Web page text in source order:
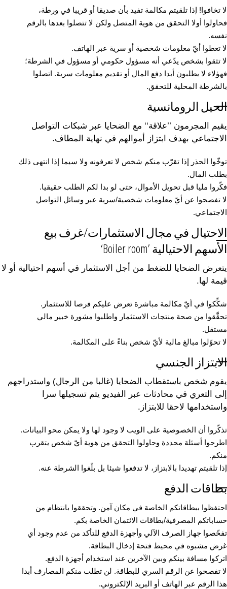
لا تخافوا! إذا تلقيتم مكالمة تفيد بأن صديقا أو قريبا في ورطة،
فحاولوا أولا التحقق من هوية المتصل ولكن لا تتصلوا بعدها بالرقم
نفسه.
لا تعطوا أيّ معلومات شخصية أو سرية عبر الهاتف.
لا تثقوا بشخص يدّعي أنه مسؤول حكومي أو مسؤول في الشرطة؛
فهؤلاء لا يطلبون أبدا دفع المال أو تقديم معلومات سرية. اتصلوا
بالشرطة المحلية للتحقق.
الحيل الرومانسية
يقيم المجرمون ’’علاقة‘‘ مع الضحايا عبر شبكات التواصل
الاجتماعي بهدف ابتزاز أموالهم في نهاية المطاف.
توخّوا الحذر إذا تقرّب منكم شخص لا تعرفونه ولا سيما إذا انتهى ذلك
بطلب المال.
فكّروا مليا قبل تحويل الأموال، حتى لو بدا لكم الطلب حقيقيا.
لا تفصحوا عن أيّ معلومات شخصية/سرية عبر وسائل التواصل
الاجتماعي.
الاحتيال في مجال الاستثمارات/غرف بيع
الأسهم الاحتيالية ’Boiler room‘
يتعرض الضحايا للضغط من أجل الاستثمار في أسهم احتيالية أو لا
قيمة لها.
شكِّكوا في أيّ مكالمة مباشرة تعرض عليكم فرصا للاستثمار.
تحقَّقوا من صحة منتجات الاستثمار واطلبوا مشورة خبير مالي
مستقل.
لا تحوّلوا مبالغ مالية لأيّ شخص بناءً على المكالمة.
الابتزاز الجنسي
يقوم شخص باستقطاب الضحايا (غالبا من الرجال) واستدراجهم
إلى التعري في محادثات عبر الفيديو يتم تسجيلها سرا
واستخدامها لاحقا للابتزاز.
تذكّروا أن الخصوصية على الويب لا وجود لها ولا يمكن محو البيانات.
اطرحوا أسئلة محددة وحاولوا التحقق من هوية أيّ شخص يتقرب
منكم.
إذا تلقيتم تهديدا بالابتزاز، لا تدفعوا شيئا بل بلّغوا الشرطة عنه.
بطاقات الدفع
احتفظوا ببطاقاتكم الخاصة في مكان آمن. وتحققوا بانتظام من
حساباتكم المصرفية/بطاقات الائتمان الخاصة بكم.
تفحّصوا جهاز الصرف الآلي وأجهزة الدفع للتأكد من عدم وجود أي
غرض مشبوه في محيط فتحة إدخال البطاقة.
اتركوا مسافة بينكم وبين الآخرين عند استخدام أجهزة الدفع.
لا تفصحوا عن الرقم السري للبطاقة. لن تطلب منكم المصارف أبدا
هذا الرقم عبر الهاتف أو البريد الإلكتروني.